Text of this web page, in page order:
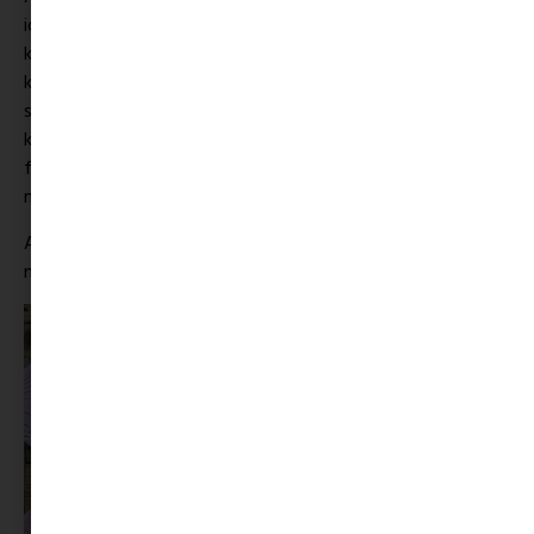
időben bármikor bemehettek és készíthettek kerámiát. Ti
készítitek elő az agyagot hozzá, választjátok ki a formát, ti
komponáljátok meg a mintát és eldöntitek, hogy milyen
színű legyen. Rengeteg csodás minta közül választhattok
kedvetekre valót: régi festőhengerek, pecsétek, szilikon
formák adják az alapot, és első látásra kb. 30 színből áll a
máz paletta.
Az elkészítés semmilyen tapasztalatot, tudást, tehetséget
nem igényel, elrontani nem tudod :).